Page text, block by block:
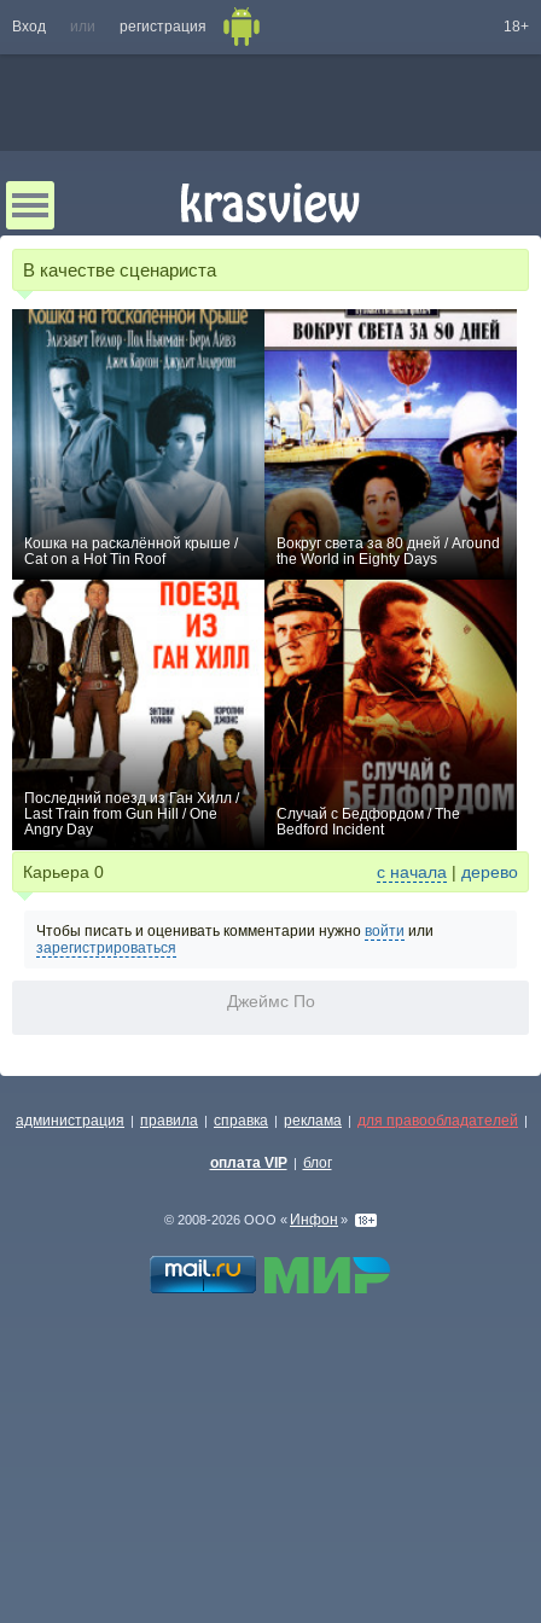
Вход или регистрация 18+
В качестве сценариста
Кошка на раскалённой крыше /
Cat on a Hot Tin Roof
Вокруг света за 80 дней / Around
the World in Eighty Days
Последний поезд из Ган Хилл /
Last Train from Gun Hill / One
Angry Day
Случай с Бедфордом / The
Bedford Incident
Карьера 0 с начала | дерево
Чтобы писать и оценивать комментарии нужно войти или
зарегистрироваться
Джеймс По
администрация | правила | справка | реклама | для правообладателей |
оплата VIP | блог
© 2008-2026 ООО « Инфон »